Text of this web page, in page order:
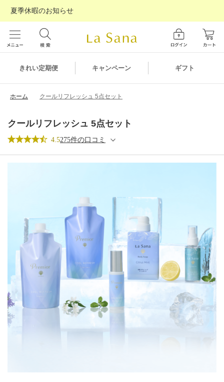
きれい定期便 キャンペーン ギフト
夏季休暇のお知らせ
ホーム クールリフレッシュ 5点セット
クールリフレッシュ 5点セット
4.5275件の口コミ